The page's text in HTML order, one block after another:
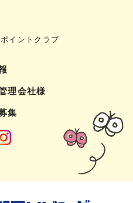
イントクラブ
理会社様
集